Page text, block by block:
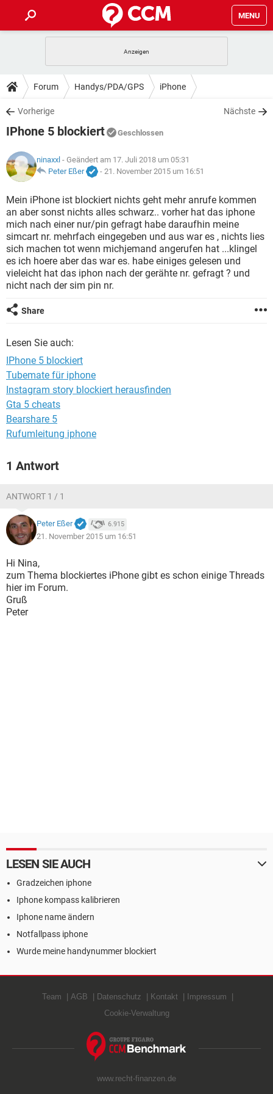
MENU
ANDROID IOS
WINDOWS 10
WHATSAPP TIKTOK
FACEBOOK
TIPPS & TRICKS
SPIELE STREAMING
WHATSAPP TIKTOK
FACEBOOK
DOWNLOADS
SPIELE STREAMING
ANDROID
WINDOWS 10 INSTAGRAM
WHATSAPP TIKTOK
FACEBOOK HARDWARE
SPIELE STREAMING
ANDROID
WINDOWS 10 INSTAGRAM
WHATSAPP TIKTOK
FACEBOOK HARDWARE
LEXIKON
SPIELE STREAMING
ANDROID IOS
WINDOWS 10 INSTAGRAM
WHATSAPP TIKTOK
FACEBOOK HARDWARE
Forum Handys/PDA/GPS iPhone
Vorherige Nächste
IPhone 5 blockiert Geschlossen
ninaxxl - Geändert am 17. Juli 2018 um 05:31
Peter Eßer
- 21. November 2015 um 16:51
Mein iPhone ist blockiert nichts geht mehr anrufe kommen
an aber sonst nichts alles schwarz.. vorher hat das iphone
mich nach einer nur/pin gefragt habe daraufhin meine
simcart nr. mehrfach eingegeben und aus war es , nichts lies
sich machen tot wenn michjemand angerufen hat ...klingel
es ich hoere aber das war es. habe einiges gelesen und
vieleicht hat das iphon nach der gerähte nr. gefragt ? und
nicht nach der sim pin nr.
Share
Lesen Sie auch:
IPhone 5 blockiert
Tubemate für iphone
Instagram story blockiert herausfinden
Gta 5 cheats
Bearshare 5
Rufumleitung iphone
1 Antwort
ANTWORT 1 / 1
Peter Eßer 6.915
21. November 2015 um 16:51
Hi Nina,
zum Thema blockiertes iPhone gibt es schon einige Threads
hier im Forum.
Gruß
Peter
LESEN SIE AUCH
Gradzeichen iphone
Iphone kompass kalibrieren
Iphone name ändern
Notfallpass iphone
Wurde meine handynummer blockiert
Team AGB Datenschutz Kontakt
Impressum
Cookie-Verwaltung
www.recht-finanzen.de